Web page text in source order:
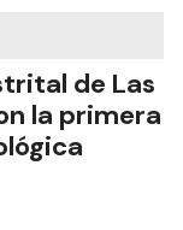
de Las
la primera